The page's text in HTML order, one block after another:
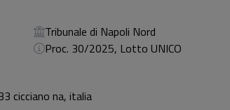
Tribunale di Napoli Nord
Proc. 30/2025, Lotto UNICO
cicciano na, italia